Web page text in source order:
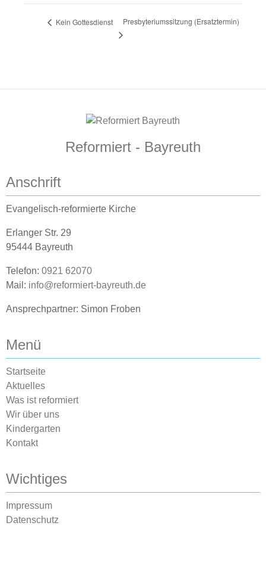
Kein Gottesdienst Presbyteriumssitzung (Ersatztermin)
Reformiert - Bayreuth
Anschrift
Evangelisch-reformierte Kirche
Erlanger Str. 29
95444 Bayreuth
Telefon: 0921 62070
Mail: info@reformiert-bayreuth.de
Ansprechpartner: Simon Froben
Menü
Startseite
Aktuelles
Was ist reformiert
Wir über uns
Kindergarten
Kontakt
Wichtiges
Impressum
Datenschutz